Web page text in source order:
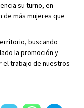
su turno, en
más mujeres que
buscando
la promoción y
el trabajo de nuestros